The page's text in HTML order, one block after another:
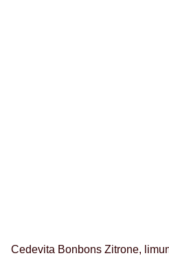
Cedevita Bonbons Zitrone,